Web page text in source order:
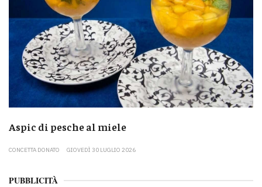
Aspic di pesche al miele
CONCETTA DONATO GIOVEDÌ 30 LUGLIO 2026
PUBBLICITÀ